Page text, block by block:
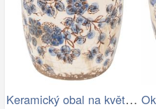
Keramický obal na květináč s modrými…